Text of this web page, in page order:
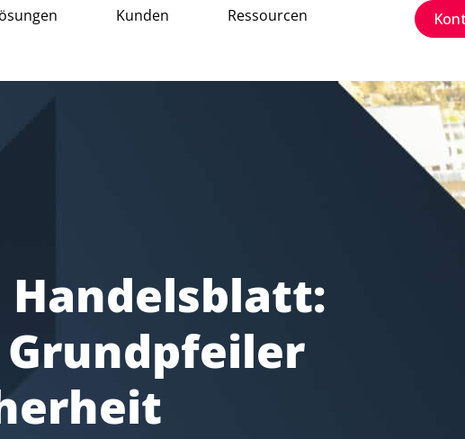
Kunden
Ressourcen